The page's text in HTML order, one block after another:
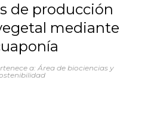
de producción
mediante
a: Área de biociencias y